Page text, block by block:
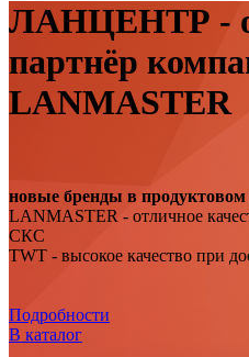
ЛАНЦЕНТР -
партнёр
LANMASTER
новые бренды в
LANMASTER - отличное
СКС
TWT - высокое качество при
Подробности
В каталог